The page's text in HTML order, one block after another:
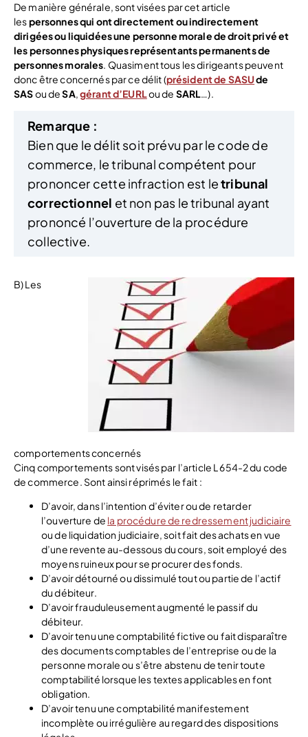
De manière générale, sont visées par cet article
lespersonnes qui ont directement ou indirectement
dirigées ou liquidées une personne morale de droit privé et
les personnes physiques représentants permanents de
personnes morales. Quasiment tous les dirigeants peuvent
donc être concernés par ce délit (président de SASUde
SASou deSA,gérant d’EURLou de SARL…).
Remarque :
Bien que le délit soit prévu par le code de
commerce, le tribunal compétent pour
prononcer cette infraction est letribunal
correctionnel et non pas le tribunal ayant
prononcé l’ouverture de la procédure
collective.
B) Les
comportements concernés
Cinq comportements sont visés par l’article L 654-2 du code
de commerce. Sont ainsi réprimés le fait :
D’avoir, dans l’intention d’éviter ou de retarder
l’ouverture de la procédure de redressement judiciaire
ou de liquidation judiciaire, soit fait des achats en vue
d’une revente au-dessous du cours, soit employé des
moyens ruineux pour se procurer des fonds.
D’avoir détourné ou dissimulé tout ou partie de l’actif
du débiteur.
D’avoir frauduleusement augmenté le passif du
débiteur.
D’avoir tenu une comptabilité fictive ou fait disparaître
des documents comptables de l’entreprise ou de la
personne morale ou s’être abstenu de tenir toute
comptabilité lorsque les textes applicables en font
obligation.
D’avoir tenu une comptabilité manifestement
incomplète ou irrégulière au regard des dispositions